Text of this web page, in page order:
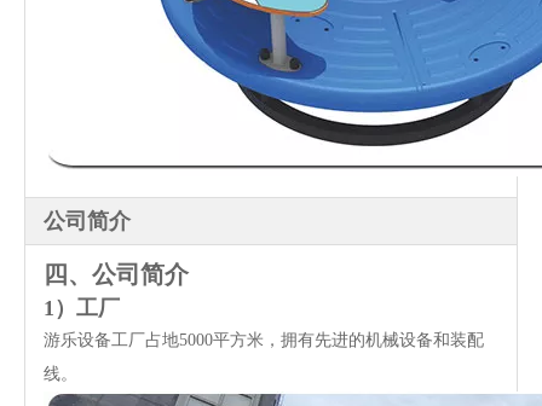
公司简介
四、公司简介
1）工厂
游乐设备工厂占地5000平方米，拥有先进的机械设备和装配
线。